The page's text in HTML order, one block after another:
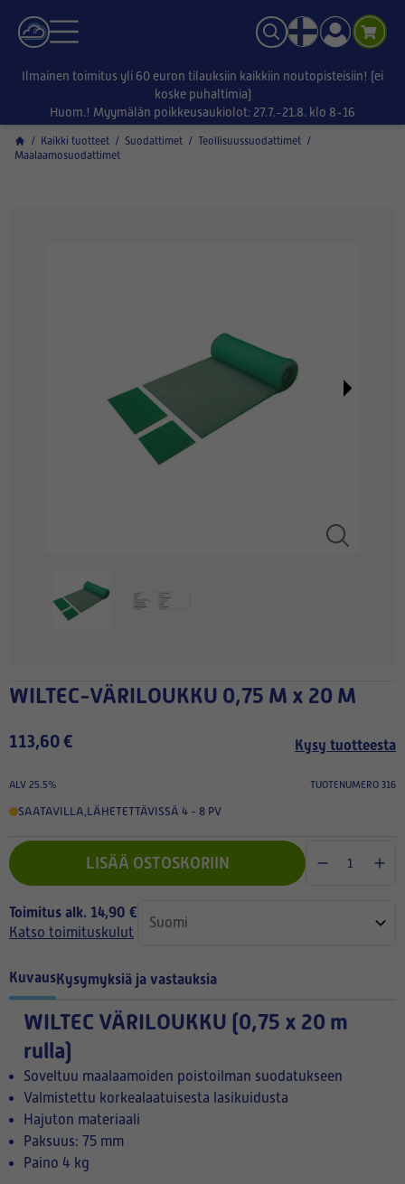
Ilmainen toimitus yli 60 euron tilauksiin kaikkiin noutopisteisiin! (ei
koske puhaltimia)
Huom.! Myymälän poikkeusaukiolot: 27.7.-21.8. klo 8-16
/ Kaikki tuotteet / Suodattimet / Teollisuussuodattimet /
Maalaamosuodattimet
WILTEC-VÄRILOUKKU 0,75 M x 20 M
113,60 € Kysy tuotteesta
ALV 25.5% TUOTENUMERO 316
SAATAVILLA,LÄHETETTÄVISSÄ 4 - 8 PV
LISÄÄ OSTOSKORIIN
Toimitus alk. 14,90 €
Katso toimituskulut
KuvausKysymyksiä ja vastauksia
WILTEC VÄRILOUKKU (0,75 x 20 m
rulla)
Soveltuu maalaamoiden poistoilman suodatukseen
Valmistettu korkealaatuisesta lasikuidusta
Hajuton materiaali
Paksuus: 75 mm
Paino 4 kg